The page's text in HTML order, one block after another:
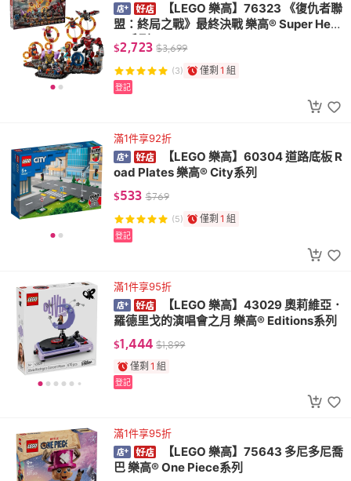
【LEGO 樂高】76323 《復仇者聯
盟：終局之戰》最終決戰 樂高® Super Hero
es系列
$2,723 $3,699
(3) 僅剩 1 組
登記
滿1件享92折
【LEGO 樂高】60304 道路底板 R
oad Plates 樂高® City系列
$533 $769
(5) 僅剩 1 組
登記
滿1件享95折
【LEGO 樂高】43029 奧莉維亞．
羅德里戈的演唱會之月 樂高® Editions系列
$1,444 $1,899
僅剩 1 組
登記
滿1件享95折
【LEGO 樂高】75643 多尼多尼喬
巴 樂高® One Piece系列